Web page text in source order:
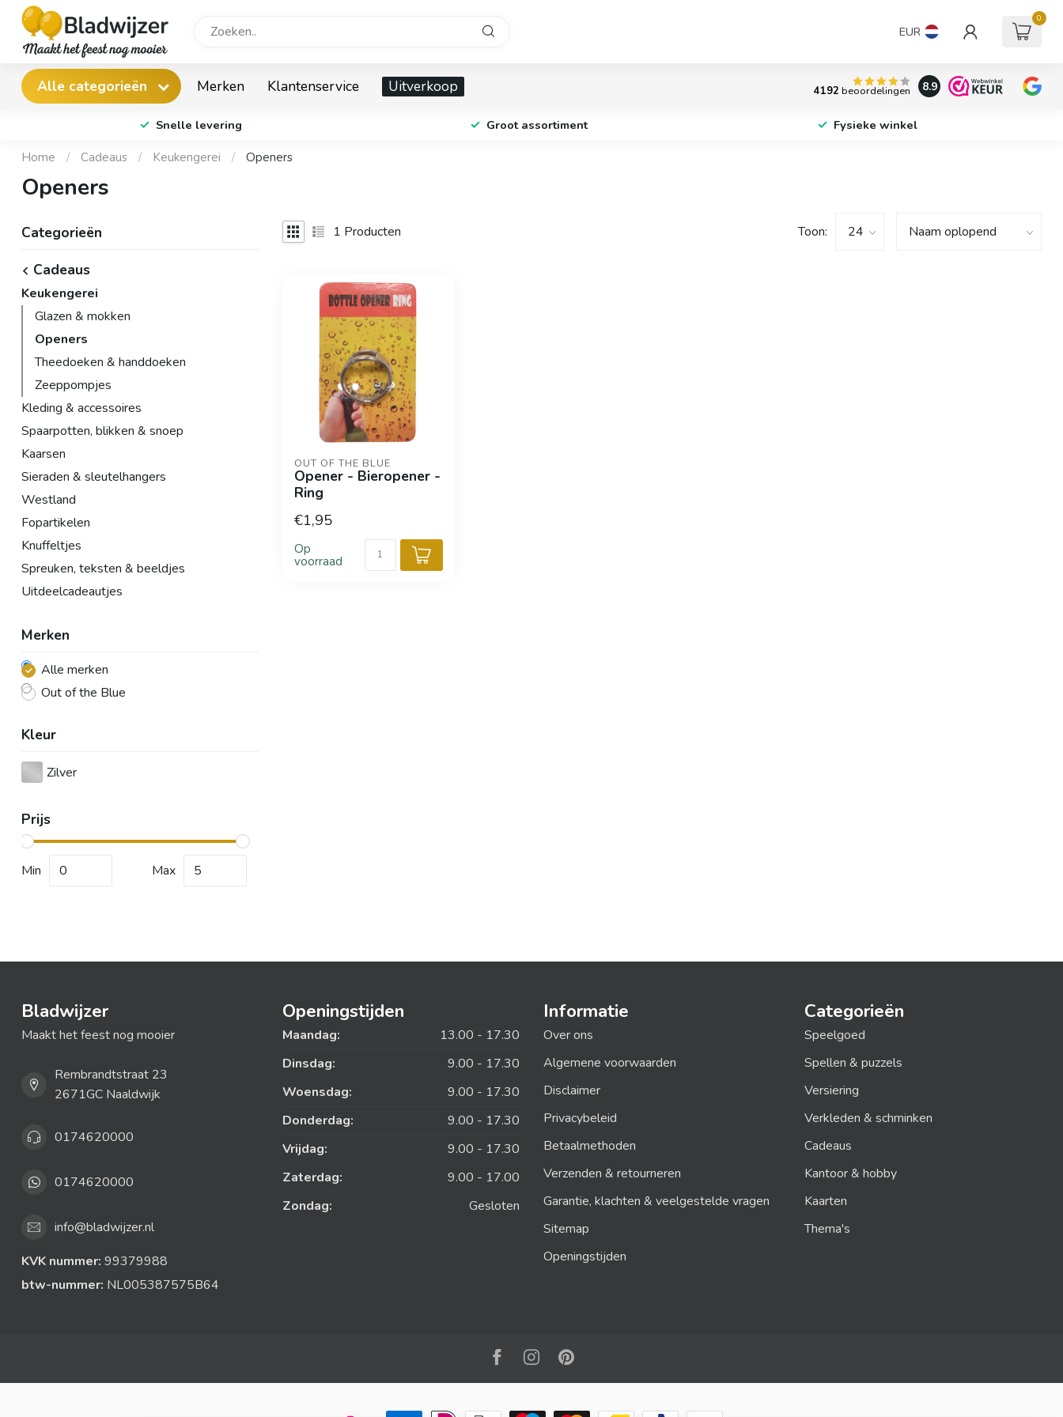
EUR
0
Alle categorieën Merken Klantenservice Uitverkoop 4192 beoordelingen 8.9
Snelle levering Groot assortiment Fysieke winkel
Home / Cadeaus / Keukengerei / Openers
Openers
Categorieën
Cadeaus
Keukengerei
Glazen & mokken
Openers
Theedoeken & handdoeken
Zeeppompjes
Kleding & accessoires
Spaarpotten, blikken & snoep
Kaarsen
Sieraden & sleutelhangers
Westland
Fopartikelen
Knuffeltjes
Spreuken, teksten & beeldjes
Uitdeelcadeautjes
Merken
Alle merken
Out of the Blue
Kleur
Zilver
Prijs
Min Max
1 Producten Toon:
OUT OF THE BLUE
Opener - Bieropener -
Ring
€1,95
Op
voorraad
Bladwijzer
Maakt het feest nog mooier
Rembrandtstraat 23
2671GC Naaldwijk
0174620000
0174620000
info@bladwijzer.nl
KVK nummer: 99379988
btw-nummer: NL005387575B64
Openingstijden
Maandag:
13.00 - 17.30
Dinsdag:
9.00 - 17.30
Woensdag:
9.00 - 17.30
Donderdag:
9.00 - 17.30
Vrijdag:
9.00 - 17.30
Zaterdag:
9.00 - 17.00
Zondag:
Gesloten
Informatie
Over ons
Algemene voorwaarden
Disclaimer
Privacybeleid
Betaalmethoden
Verzenden & retourneren
Garantie, klachten & veelgestelde vragen
Sitemap
Openingstijden
Categorieën
Speelgoed
Spellen & puzzels
Versiering
Verkleden & schminken
Cadeaus
Kantoor & hobby
Kaarten
Thema's